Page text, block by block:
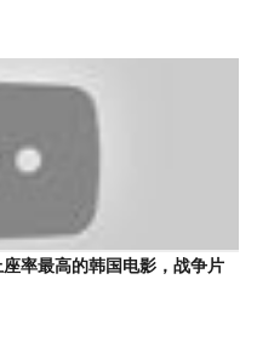
率最高的韩国电影，战争片